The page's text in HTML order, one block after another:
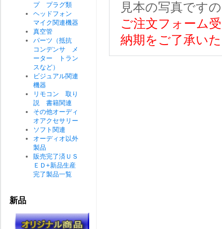
見本の写真です
ご注文フォーム
納期をご了承い
プ プラグ類
ヘッドフォン
マイク関連機器
真空管
パーツ（抵抗
コンデンサ メ
ーター トラン
スなど）
ビジュアル関連
機器
リモコン 取り
説 書籍関連
その他オーディ
オアクセサリー
ソフト関連
オーディオ以外
製品
販売完了済ＵＳ
ＥＤ+新品生産
完了製品一覧
新品